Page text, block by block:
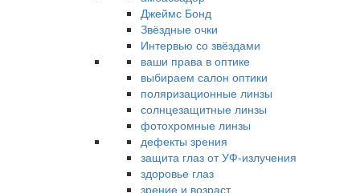
Джеймс Бонд
Звёздные очки
Интервью со звёздами
ваши права в оптике
выбираем салон оптики
поляризационные линзы
солнцезащитные линзы
фотохромные линзы
дефекты зрения
защита глаз от УФ-излучения
здоровье глаз
зрение и возраст